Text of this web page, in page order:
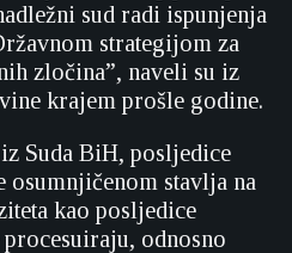
sud radi ispunjenja
strategijom za
zločina”, naveli su iz
krajem prošle godine.
Suda BiH, posljedice
stavlja na
kao posljedice
odnosno